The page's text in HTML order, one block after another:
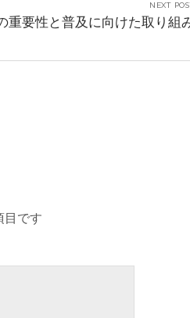
NEXT
重要性と普及に向けた取り組
目です